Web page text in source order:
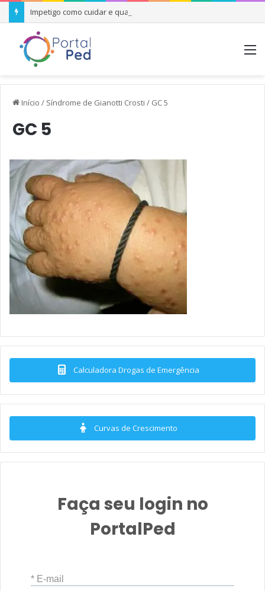
Impetigo como cuidar e quando se preocupar
Início / Síndrome de Gianotti Crosti / GC 5
GC 5
Calculadora Drogas de Emergência
Curvas de Crescimento
Faça seu login no
PortalPed
* E-mail